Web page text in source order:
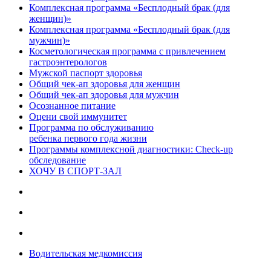
Комплексная программа «Бесплодный брак (для
женщин)»
Комплексная программа «Бесплодный брак (для
мужчин)»
Косметологическая программа с привлечением
гастроэнтерологов
Мужской паспорт здоровья
Общий чек-ап здоровья для женщин
Общий чек-ап здоровья для мужчин
Осознанное питание
Оцени свой иммунитет
Программа по обслуживанию
ребенка первого года жизни
Программы комплексной диагностики: Check-up
обследование
ХОЧУ В CПОРТ-ЗАЛ
Водительская медкомиссия